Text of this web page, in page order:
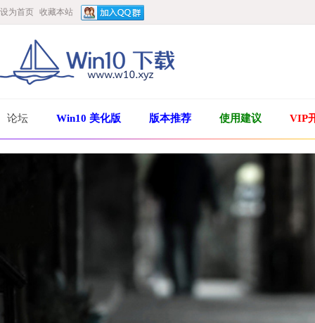
设为首页 收藏本站
论坛 Win10 美化版 版本推荐 使用建议 VIP